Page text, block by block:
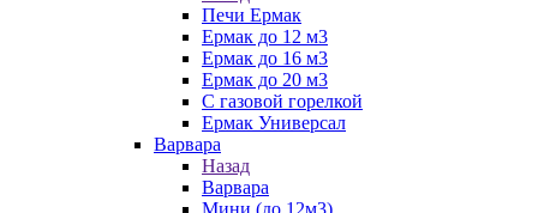
Печи Ермак
Ермак до 12 м3
Ермак до 16 м3
Ермак до 20 м3
С газовой горелкой
Ермак Универсал
Варвара
Назад
Варвара
Мини (до 12м3)